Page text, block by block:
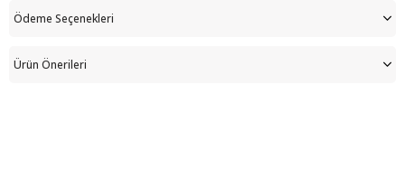
Ödeme Seçenekleri
Ürün Önerileri